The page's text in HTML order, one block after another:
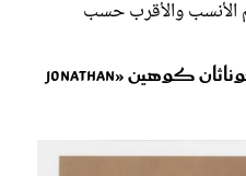
الأنسب والأقرب حسب
بلوفر باللون الأرجواني من جوناثان كوهين «Jonathan